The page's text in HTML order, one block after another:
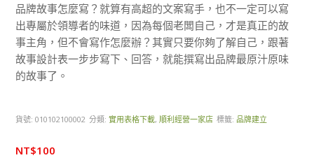
品牌故事怎麼寫？就算有高超的文案寫手，也不一定可以寫
出專屬於領導者的味道，因為每個老闆自己，才是真正的故
事主角，但不會寫作怎麼辦？其實只要你夠了解自己，跟著
故事設計表一步步寫下、回答，就能撰寫出品牌最原汁原味
的故事了。
貨號: 010102100002 分類:實用表格下載,順利經營一家店 標籤: 品牌建立
NT$100